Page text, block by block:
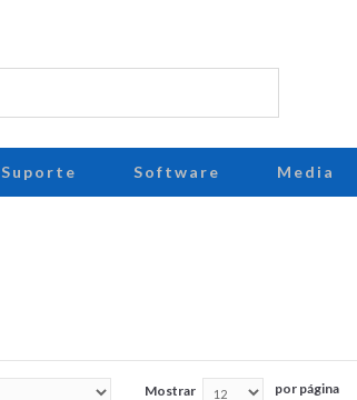
Suporte Software Media
Mostrar por página